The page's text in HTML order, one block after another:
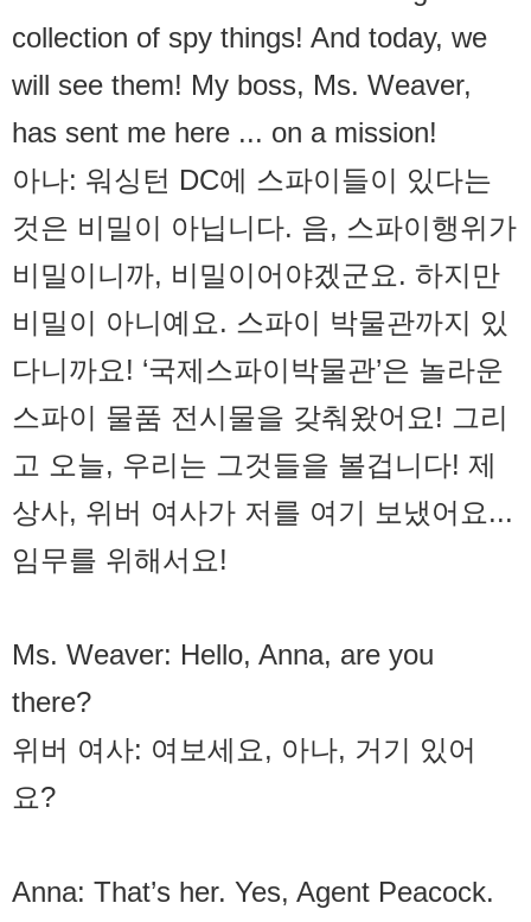
collection of spy things! And today, we
will see them! My boss, Ms. Weaver,
has sent me here ... on a mission!
아나: 워싱턴 DC에 스파이들이 있다는
것은 비밀이 아닙니다. 음, 스파이행위가
비밀이니까, 비밀이어야겠군요. 하지만
비밀이 아니예요. 스파이 박물관까지 있
다니까요! ‘국제스파이박물관’은 놀라운
스파이 물품 전시물을 갖춰왔어요! 그리
고 오늘, 우리는 그것들을 볼겁니다! 제
상사, 위버 여사가 저를 여기 보냈어요...
임무를 위해서요!
Ms. Weaver: Hello, Anna, are you
there?
위버 여사: 여보세요, 아나, 거기 있어
요?
Anna: That’s her. Yes, Agent Peacock.